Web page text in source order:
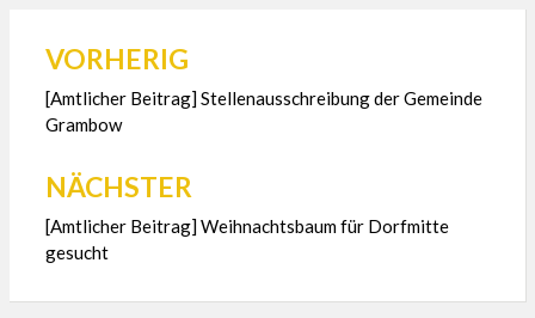
Beitragsnavigation
VORHERIG
[Amtlicher Beitrag] Stellenausschreibung der Gemeinde
Grambow
NÄCHSTER
[Amtlicher Beitrag] Weihnachtsbaum für Dorfmitte
gesucht